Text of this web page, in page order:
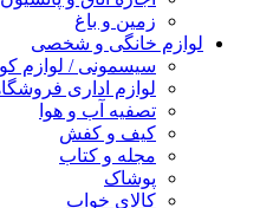
زمین و باغ
لوازم خانگی و شخصی
سیسمونی / لوازم
لوازم اداری
تصفیه آب و هوا
کیف و کفش
مجله و کتاب
پوشاک
کالای خواب